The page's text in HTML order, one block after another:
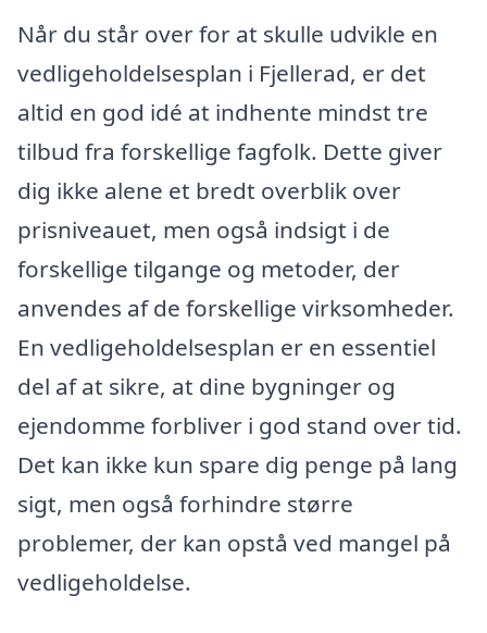
Når du står over for at skulle udvikle en
vedligeholdelsesplan i Fjellerad, er det
altid en god idé at indhente mindst tre
tilbud fra forskellige fagfolk. Dette giver
dig ikke alene et bredt overblik over
prisniveauet, men også indsigt i de
forskellige tilgange og metoder, der
anvendes af de forskellige virksomheder.
En vedligeholdelsesplan er en essentiel
del af at sikre, at dine bygninger og
ejendomme forbliver i god stand over tid.
Det kan ikke kun spare dig penge på lang
sigt, men også forhindre større
problemer, der kan opstå ved mangel på
vedligeholdelse.